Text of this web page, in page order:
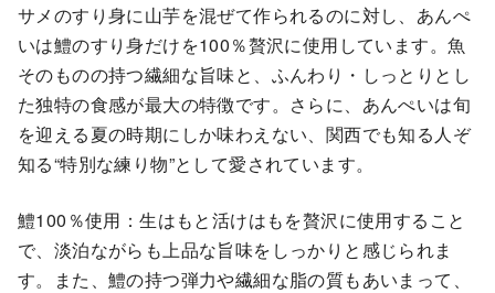
サメのすり身に山芋を混ぜて作られるのに対し、あんぺ
いは鱧のすり身だけを100％贅沢に使用しています。魚
そのものの持つ繊細な旨味と、ふんわり・しっとりとし
た独特の食感が最大の特徴です。さらに、あんぺいは旬
を迎える夏の時期にしか味わえない、関西でも知る人ぞ
知る“特別な練り物”として愛されています。
鱧100％使用：生はもと活けはもを贅沢に使用すること
で、淡泊ながらも上品な旨味をしっかりと感じられま
す。また、鱧の持つ弾力や繊細な脂の質もあいまって、